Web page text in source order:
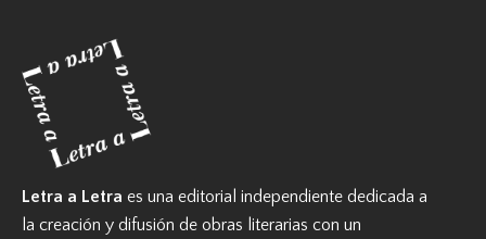
Letra a Letra es una editorial independiente dedicada a
la creación y difusión de obras literarias con un